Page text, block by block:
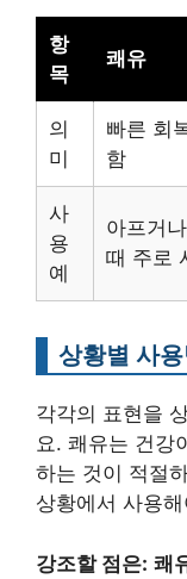
항
목
쾌유
의
미
빠른 회
함
사
용
예
아프거
때 주로
상황별 사용
각각의 표현을
요. 쾌유는 건강
하는 것이 적절
상황에서 사용
강조할 점은: 쾌